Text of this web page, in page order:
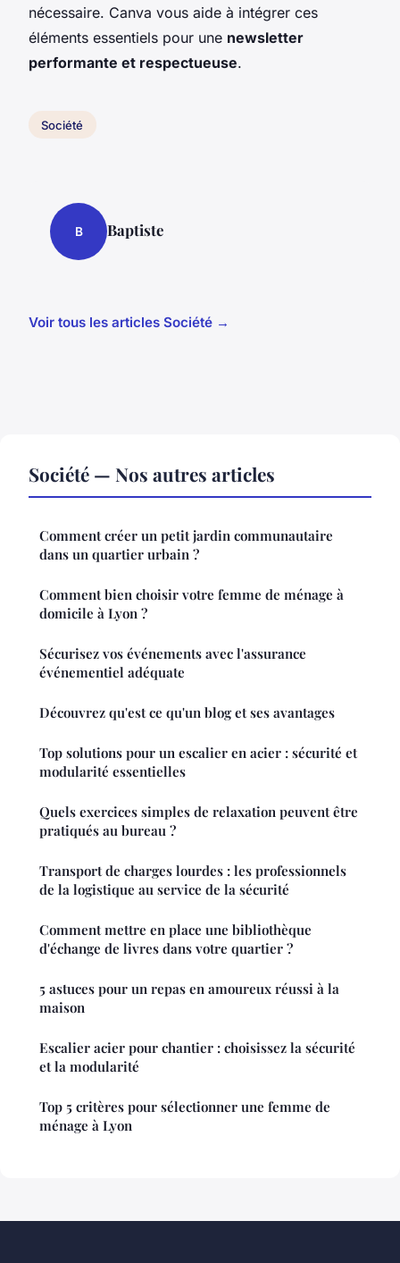
nécessaire. Canva vous aide à intégrer ces
éléments essentiels pour une newsletter
performante et respectueuse.
Société
B Baptiste
Voir tous les articles Société →
Société — Nos autres articles
Comment créer un petit jardin communautaire
dans un quartier urbain ?
Comment bien choisir votre femme de ménage à
domicile à Lyon ?
Sécurisez vos événements avec l'assurance
événementiel adéquate
Découvrez qu'est ce qu'un blog et ses avantages
Top solutions pour un escalier en acier : sécurité et
modularité essentielles
Quels exercices simples de relaxation peuvent être
pratiqués au bureau ?
Transport de charges lourdes : les professionnels
de la logistique au service de la sécurité
Comment mettre en place une bibliothèque
d'échange de livres dans votre quartier ?
5 astuces pour un repas en amoureux réussi à la
maison
Escalier acier pour chantier : choisissez la sécurité
et la modularité
Top 5 critères pour sélectionner une femme de
ménage à Lyon